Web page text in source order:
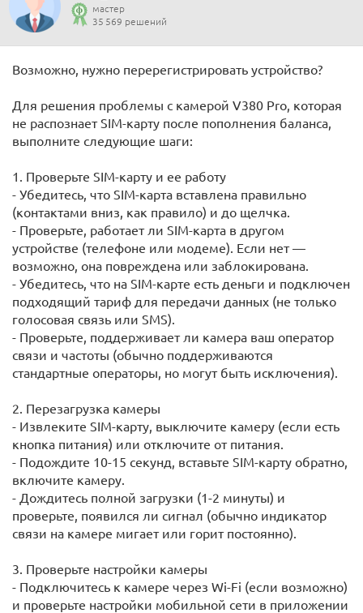
мастер
35 569 решений
Возможно, нужно перерегистрировать устройство?
Для решения проблемы с камерой V380 Pro, которая
не распознает SIM-карту после пополнения баланса,
выполните следующие шаги:
1. Проверьте SIM-карту и ее работу
- Убедитесь, что SIM-карта вставлена правильно
(контактами вниз, как правило) и до щелчка.
- Проверьте, работает ли SIM-карта в другом
устройстве (телефоне или модеме). Если нет —
возможно, она повреждена или заблокирована.
- Убедитесь, что на SIM-карте есть деньги и подключен
подходящий тариф для передачи данных (не только
голосовая связь или SMS).
- Проверьте, поддерживает ли камера ваш оператор
связи и частоты (обычно поддерживаются
стандартные операторы, но могут быть исключения).
2. Перезагрузка камеры
- Извлеките SIM-карту, выключите камеру (если есть
кнопка питания) или отключите от питания.
- Подождите 10-15 секунд, вставьте SIM-карту обратно,
включите камеру.
- Дождитесь полной загрузки (1-2 минуты) и
проверьте, появился ли сигнал (обычно индикатор
связи на камере мигает или горит постоянно).
3. Проверьте настройки камеры
- Подключитесь к камере через Wi-Fi (если возможно)
и проверьте настройки мобильной сети в приложении